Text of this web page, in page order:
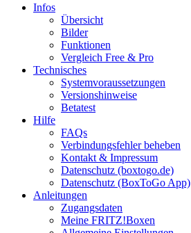
Infos
Übersicht
Bilder
Funktionen
Vergleich Free & Pro
Technisches
Systemvoraussetzungen
Versionshinweise
Betatest
Hilfe
FAQs
Verbindungsfehler beheben
Kontakt & Impressum
Datenschutz (boxtogo.de)
Datenschutz (BoxToGo App)
Anleitungen
Zugangsdaten
Meine FRITZ!Boxen